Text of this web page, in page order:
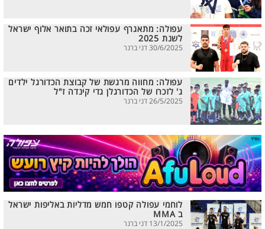
עפולה: מתאגרף עפולאי זכה בתואר אלוף ישראל
לשנת 2025
30/6/2025 דני ברנר
עפולה: מחווה מרגשת של קבוצת הכדורגל ילדים
ג' לזכרו של הכדורגלן גדי קינדה ז"ל
26/5/2025 דני ברנר
לוחמי עפולה קטפו חמש מדליות באליפות ישראל
ב MMA
13/1/2025 דני ברנר